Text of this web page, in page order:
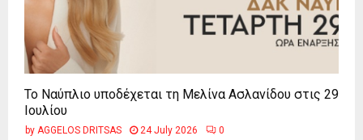
Το Ναύπλιο υποδέχεται τη Μελίνα Ασλανίδου στις 29
Ιουλίου
by AGGELOS DRITSAS 24 July 2026 0